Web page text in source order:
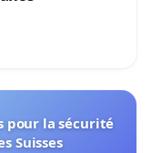
pour la sécurité
Suisses